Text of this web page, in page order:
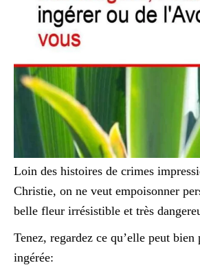
Loin des histoires de crimes
Christie, on ne veut empoisonner
belle fleur irrésistible et très
Tenez, regardez ce qu’elle peut bien
ingérée: